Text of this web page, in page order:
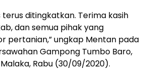
terus ditingkatkan. Terima kasih
dan semua pihak yang
pertanian,” ungkap Mentan pada
Gampong Tumbo Baro,
Rabu (30/09/2020).